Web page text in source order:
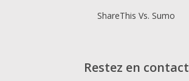
ShareThis Vs. Sumo
Restez en contact